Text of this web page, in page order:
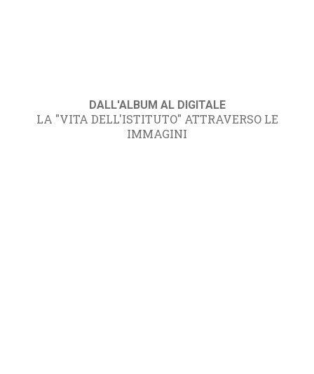
DALL'ALBUM AL DIGITALE
LA "VITA DELL'ISTITUTO" ATTRAVERSO LE
IMMAGINI